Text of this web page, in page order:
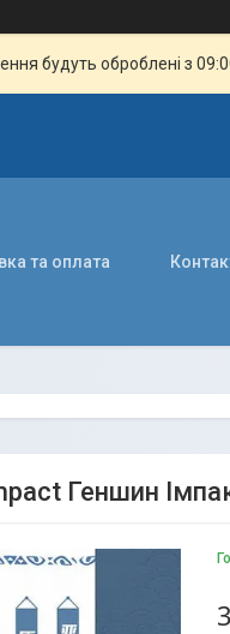
будуть оброблені з
та оплата
Геншин